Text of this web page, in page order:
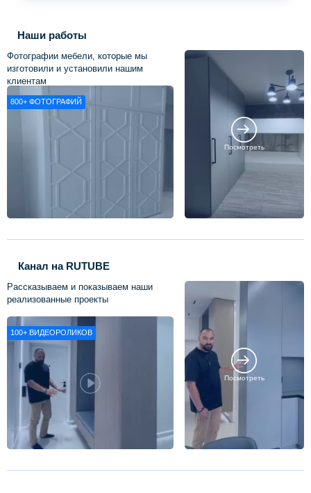
Наши работы
Фотографии мебели, которые мы
изготовили и установили нашим
клиентам
800+ ФОТОГРАФИЙ
Посмотреть
Канал на RUTUBE
Рассказываем и показываем наши
реализованные проекты
100+ ВИДЕОРОЛИКОВ
Посмотреть